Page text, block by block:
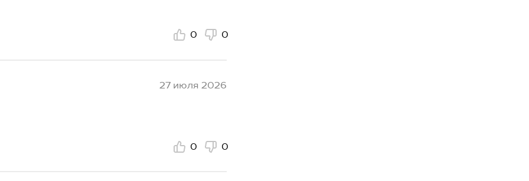
0 0
27 июля 2026
0 0